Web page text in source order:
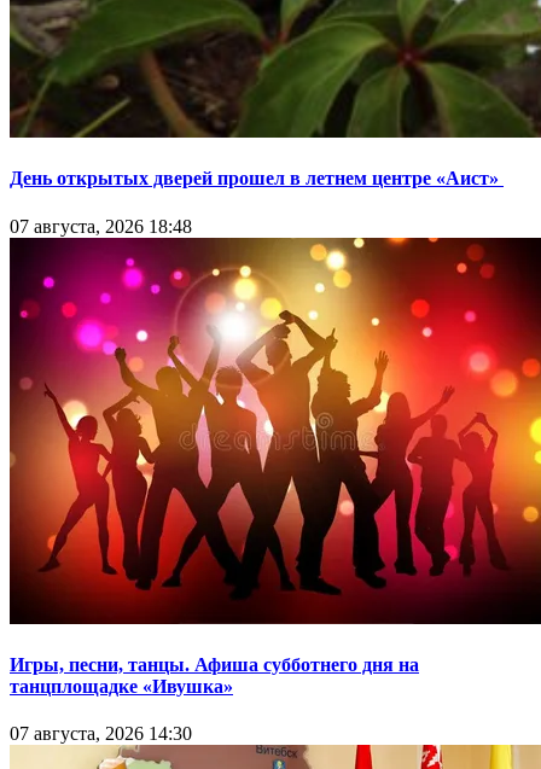
День открытых дверей прошел в летнем центре «Аист»
07 августа, 2026 18:48
Игры, песни, танцы. Афиша субботнего дня на
танцплощадке «Ивушка»
07 августа, 2026 14:30